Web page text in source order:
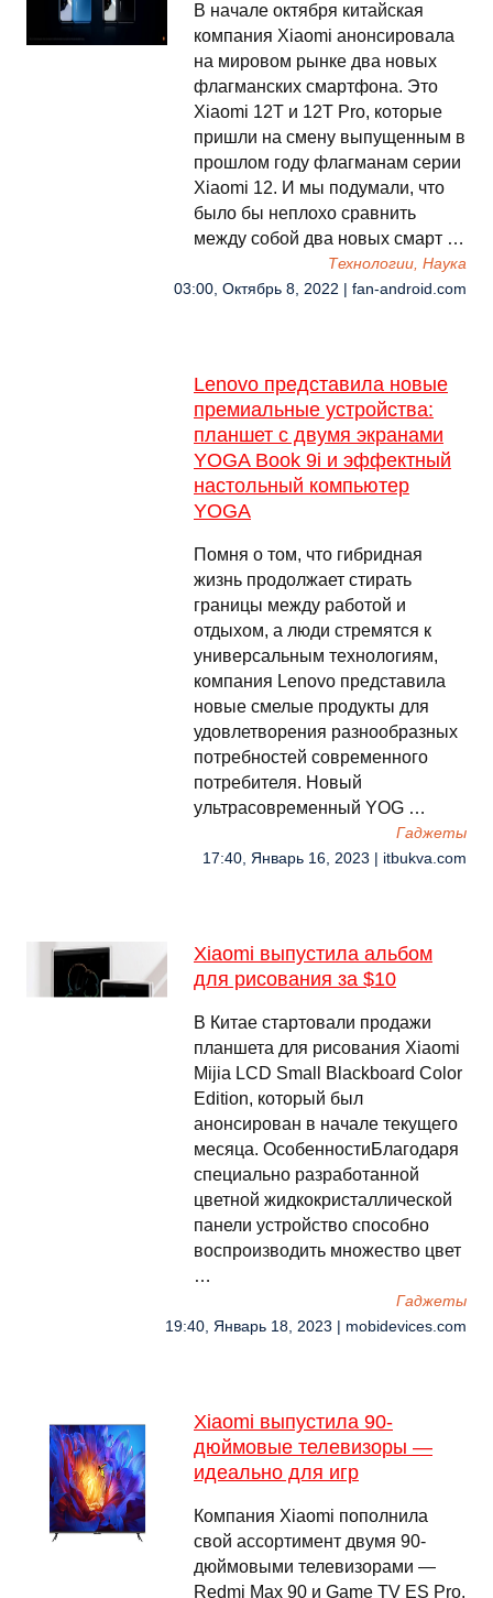
В начале октября китайская
компания Xiaomi анонсировала
на мировом рынке два новых
флагманских смартфона. Это
Xiaomi 12T и 12T Pro, которые
пришли на смену выпущенным в
прошлом году флагманам серии
Xiaomi 12. И мы подумали, что
было бы неплохо сравнить
между собой два новых смарт …
Технологии, Наука
03:00, Октябрь 8, 2022 | fan-android.com
Lenovo представила новые
премиальные устройства:
планшет с двумя экранами
YOGA Book 9i и эффектный
настольный компьютер
YOGA
Помня о том, что гибридная
жизнь продолжает стирать
границы между работой и
отдыхом, а люди стремятся к
универсальным технологиям,
компания Lenovo представила
новые смелые продукты для
удовлетворения разнообразных
потребностей современного
потребителя. Новый
ультрасовременный YOG …
Гаджеты
17:40, Январь 16, 2023 | itbukva.com
Xiaomi выпустила альбом
для рисования за $10
В Китае стартовали продажи
планшета для рисования Xiaomi
Mijia LCD Small Blackboard Color
Edition, который был
анонсирован в начале текущего
месяца. ОсобенностиБлагодаря
специально разработанной
цветной жидкокристаллической
панели устройство способно
воспроизводить множество цвет
…
Гаджеты
19:40, Январь 18, 2023 | mobidevices.com
Xiaomi выпустила 90-
дюймовые телевизоры —
идеально для игр
Компания Xiaomi пополнила
свой ассортимент двумя 90-
дюймовыми телевизорами —
Redmi Max 90 и Game TV ES Pro.